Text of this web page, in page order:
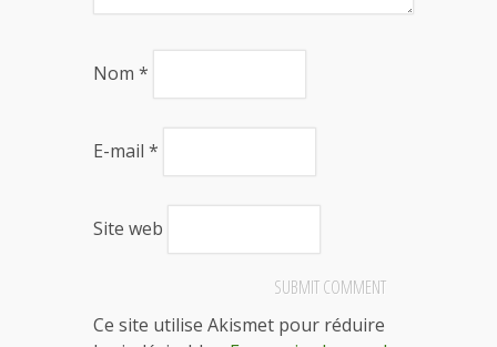
Nom *
E-mail *
Site web
Ce site utilise Akismet pour réduire